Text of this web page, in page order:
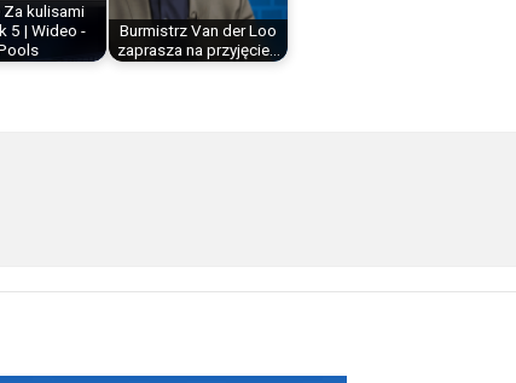
Za kulisami
5 | Wideo -
Burmistrz Van der Loo
zaprasza na przyjęcie…